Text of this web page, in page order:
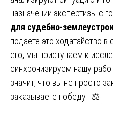
назначении экспертизы с
для судебно-
подаете это ходатайство
его, мы приступаем к
синхронизируем нашу
значит, что вы не просто
заказываете победу. ⚖️